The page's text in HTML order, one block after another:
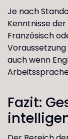
Je nach
Kenntnisse
Französisch
auch wenn
Fazit: